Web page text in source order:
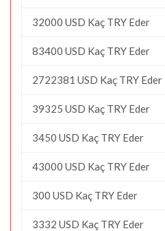
32000 USD Kaç TRY Eder
83400 USD Kaç TRY Eder
2722381 USD Kaç TRY Eder
39325 USD Kaç TRY Eder
3450 USD Kaç TRY Eder
43000 USD Kaç TRY Eder
300 USD Kaç TRY Eder
3332 USD Kaç TRY Eder